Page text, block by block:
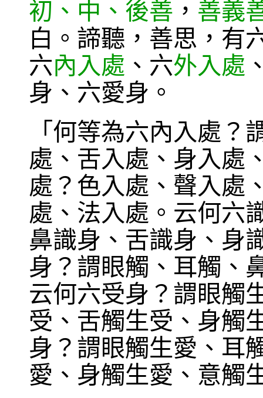
初、中、後善 ， 善義
白。諦聽，善思，有
六內入處 、六外入處
身、六愛身。
「何等為六內入處？
處、舌入處、身入處
處？色入處、聲入處
處、法入處。云何六
鼻識身、舌識身、身
身？謂眼觸、耳觸、
云何六受身？謂眼觸
受、舌觸生受、身觸
身？謂眼觸生愛、耳
愛、身觸生愛、意觸